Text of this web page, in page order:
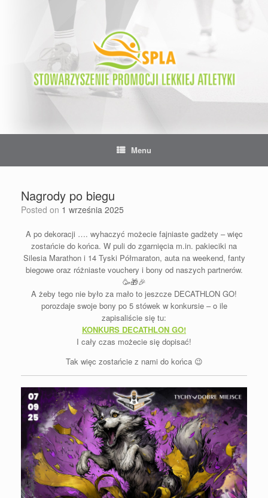
Menu
Nagrody po biegu
Posted on 1 września 2025
A po dekoracji …. wyhaczyć możecie fajniaste gadżety – więc
zostańcie do końca. W puli do zgarnięcia m.in. pakieciki na
Silesia Marathon i 14 Tyski Półmaraton, auta na weekend, fanty
biegowe oraz różniaste vouchery i bony od naszych partnerów.
🥳🎁🎉
A żeby tego nie było za mało to jeszcze DECATHLON GO!
porozdaje swoje bony po 5 stówek w konkursie – o ile
zapisaliście się tu:
KONKURS DECATHLON GO!
I cały czas możecie się dopisać!
Tak więc zostańcie z nami do końca 😉